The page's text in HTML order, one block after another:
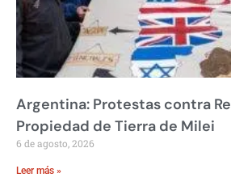
Argentina: Protestas contra
Propiedad de Tierra de Milei
6 de agosto, 2026
Leer más »